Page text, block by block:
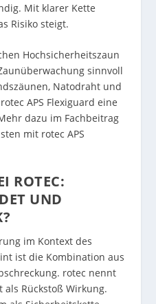
Mit klarer Kette
Risiko steigt.
Hochsicherheitszaun
sinnvoll
Natodraht und
APS Flexiguard eine
dazu im Fachbeitrag
mit rotec APS
ROTEC:
UND
im Kontext des
ist die Kombination aus
rotec nennt
als Rückstoß Wirkung.